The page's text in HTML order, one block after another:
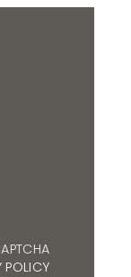
POLICY